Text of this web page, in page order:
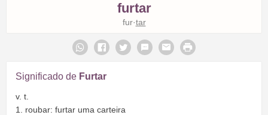
furtar
fur·tar
Significado de Furtar
v. t.
1. roubar: furtar uma carteira